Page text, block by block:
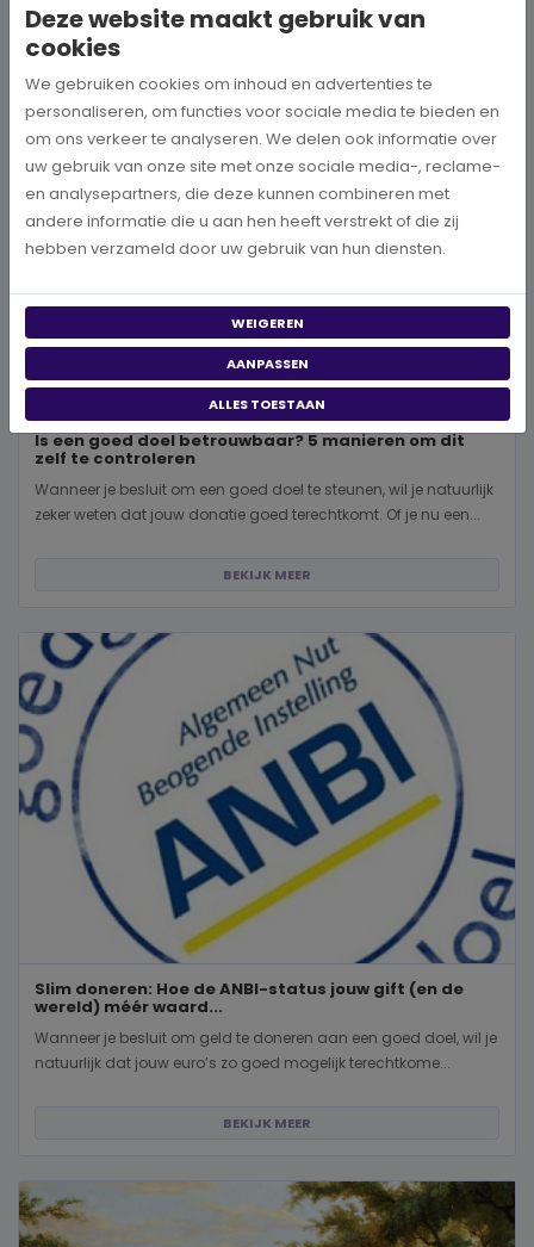
BEKIJK MEER
Is een goed doel betrouwbaar? 5 manieren om dit
zelf te controleren
Wanneer je besluit om een goed doel te steunen, wil je natuurlijk
zeker weten dat jouw donatie goed terechtkomt. Of je nu een...
BEKIJK MEER
Slim doneren: Hoe de ANBI-status jouw gift (en de
wereld) méér waard...
Wanneer je besluit om geld te doneren aan een goed doel, wil je
natuurlijk dat jouw euro’s zo goed mogelijk terechtkome...
BEKIJK MEER
Deze website maakt gebruik van
cookies
We gebruiken cookies om inhoud en advertenties te
personaliseren, om functies voor sociale media te bieden en
om ons verkeer te analyseren. We delen ook informatie over
uw gebruik van onze site met onze sociale media-, reclame-
en analysepartners, die deze kunnen combineren met
andere informatie die u aan hen heeft verstrekt of die zij
hebben verzameld door uw gebruik van hun diensten.
WEIGEREN
AANPASSEN
ALLES TOESTAAN